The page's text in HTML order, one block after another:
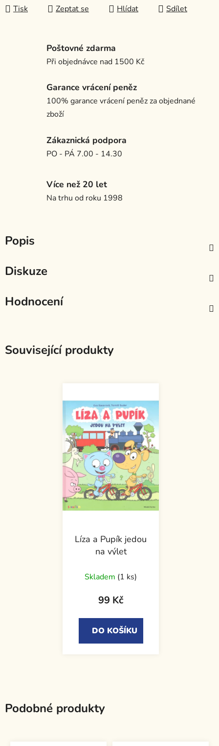
Tisk Zeptat se Hlídat Sdílet
Poštovné zdarma
Při objednávce nad 1500 Kč
Garance vrácení peněz
100% garance vrácení peněz za objednané
zboží
Zákaznická podpora
PO - PÁ 7.00 - 14.30
Více než 20 let
Na trhu od roku 1998
Popis
Diskuze
Hodnocení
Související produkty
Líza a Pupík jedou
na výlet
Skladem (1 ks)
99 Kč
DO KOŠÍKU
Podobné produkty